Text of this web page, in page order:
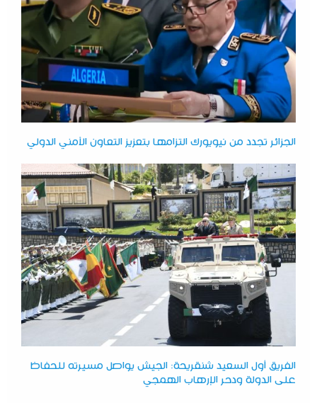
الجزائر تجدد من نيويورك التزامها بتعزيز التعاون الأمني الدولي
الفريق أول السعيد شنقريحة: الجيش يواصل مسيرته للحفاظ
على الدولة ودحر الإرهاب الهمجي